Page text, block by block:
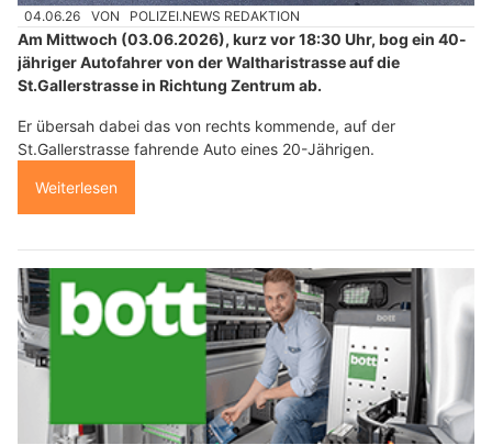
04.06.26 VON POLIZEI.NEWS REDAKTION
Am Mittwoch (03.06.2026), kurz vor 18:30 Uhr, bog ein 40-
jähriger Autofahrer von der Waltharistrasse auf die
St.Gallerstrasse in Richtung Zentrum ab.
Er übersah dabei das von rechts kommende, auf der
St.Gallerstrasse fahrende Auto eines 20-Jährigen.
Weiterlesen